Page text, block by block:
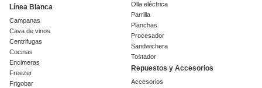
Línea Blanca
Campanas
Cava de vinos
Centrifugas
Cocinas
Encimeras
Freezer
Frigobar
Olla eléctrica
Parrilla
Planchas
Procesador
Sandwichera
Tostador
Repuestos y Accesorios
Accesorios